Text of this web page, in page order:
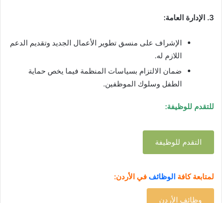
3. الإدارة العامة:
الإشراف على منسق تطوير الأعمال الجديد وتقديم الدعم
اللازم له.
ضمان الالتزام بسياسات المنظمة فيما يخص حماية
الطفل وسلوك الموظفين.
للتقدم للوظيفة:
التقدم للوظيفة
لمتابعة كافة الوظائف في الأردن:
وظائف الأردن